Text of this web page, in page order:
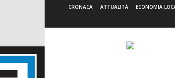
CRONACA ATTUALITÀ ECONOMIA